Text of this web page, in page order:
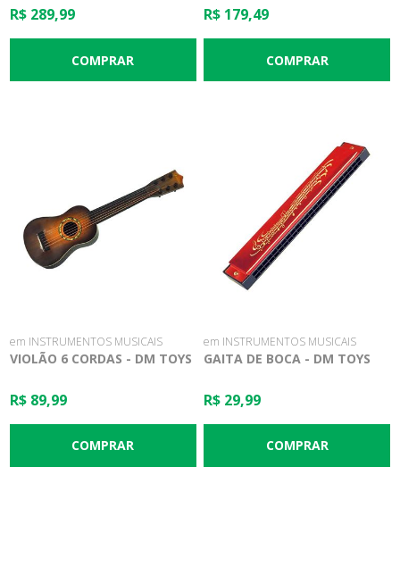
R$ 289,99 R$ 179,49
em INSTRUMENTOS MUSICAIS
VIOLÃO 6 CORDAS - DM TOYS
R$ 89,99
em INSTRUMENTOS MUSICAIS
GAITA DE BOCA - DM TOYS
R$ 29,99